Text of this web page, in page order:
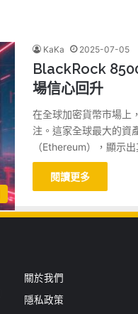
KaKa 2025-07-05
BlackRock
場信心回升
在全球加密貨幣市場上
注。這家全球最大的資
（Ethereum），顯示
閱讀更多
關於我們
隱私政策